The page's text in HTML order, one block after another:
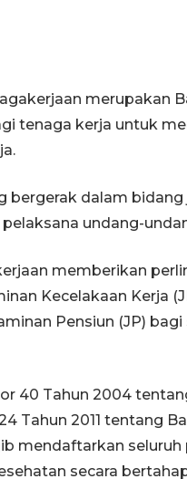
merupakan
tenaga kerja untuk
bergerak dalam bidang
undang-
memberikan
Kecelakaan Kerja
Pensiun (JP)
40 Tahun 2004
Tahun 2011 tentang
mendaftarkan seluruh
secara